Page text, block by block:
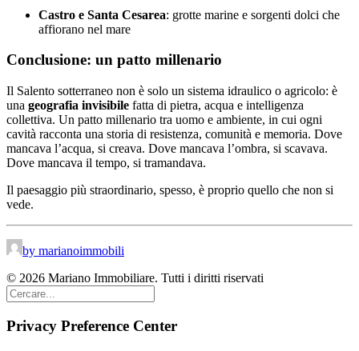
Castro e Santa Cesarea: grotte marine e sorgenti dolci che
affiorano nel mare
Conclusione: un patto millenario
Il Salento sotterraneo non è solo un sistema idraulico o agricolo: è
una geografia invisibile fatta di pietra, acqua e intelligenza
collettiva. Un patto millenario tra uomo e ambiente, in cui ogni
cavità racconta una storia di resistenza, comunità e memoria. Dove
mancava l’acqua, si creava. Dove mancava l’ombra, si scavava.
Dove mancava il tempo, si tramandava.
Il paesaggio più straordinario, spesso, è proprio quello che non si
vede.
by marianoimmobili
© 2026 Mariano Immobiliare. Tutti i diritti riservati
Privacy Preference Center